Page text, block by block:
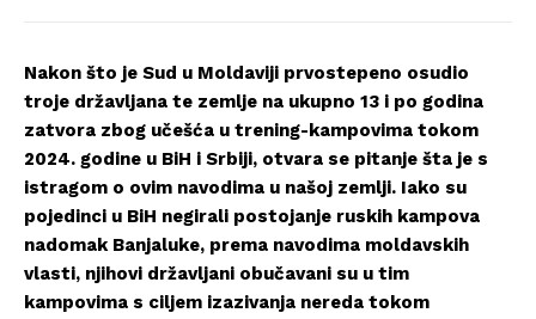
Nakon što je Sud u Moldaviji prvostepeno osudio
troje državljana te zemlje na ukupno 13 i po godina
zatvora zbog učešća u trening-kampovima tokom
2024. godine u BiH i Srbiji, otvara se pitanje šta je s
istragom o ovim navodima u našoj zemlji. Iako su
pojedinci u BiH negirali postojanje ruskih kampova
nadomak Banjaluke, prema navodima moldavskih
vlasti, njihovi državljani obučavani su u tim
kampovima s ciljem izazivanja nereda tokom